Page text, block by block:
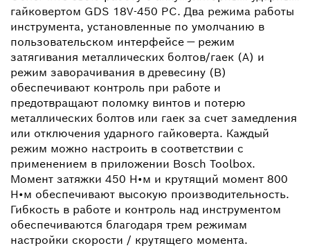
гайковертом GDS 18V-450 PC. Два режима работы
инструмента, установленные по умолчанию в
пользовательском интерфейсе — режим
затягивания металлических болтов/гаек (A) и
режим заворачивания в древесину (B)
обеспечивают контроль при работе и
предотвращают поломку винтов и потерю
металлических болтов или гаек за счет замедления
или отключения ударного гайковерта. Каждый
режим можно настроить в соответствии с
применением в приложении Bosch Toolbox.
Момент затяжки 450 Н•м и крутящий момент 800
Н•м обеспечивают высокую производительность.
Гибкость в работе и контроль над инструментом
обеспечиваются благодаря трем режимам
настройки скорости / крутящего момента.